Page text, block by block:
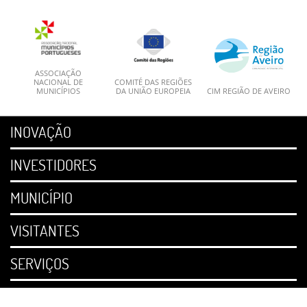
ASSOCIAÇÃO
NACIONAL DE
MUNICÍPIOS
COMITÉ DAS REGIÕES
DA UNIÃO EUROPEIA
CIM REGIÃO DE AVEIRO
INOVAÇÃO
INVESTIDORES
MUNICÍPIO
VISITANTES
SERVIÇOS